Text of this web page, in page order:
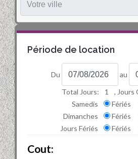
Période de location
Du au
Total Jours: 1 , Jours
Samedis
Fériés
Dimanches
Fériés
Jours Fériés
Fériés
Cout: